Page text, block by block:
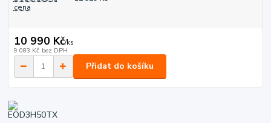
cena
10 990 Kč/ks
9 083 Kč bez DPH
Přidat do košíku